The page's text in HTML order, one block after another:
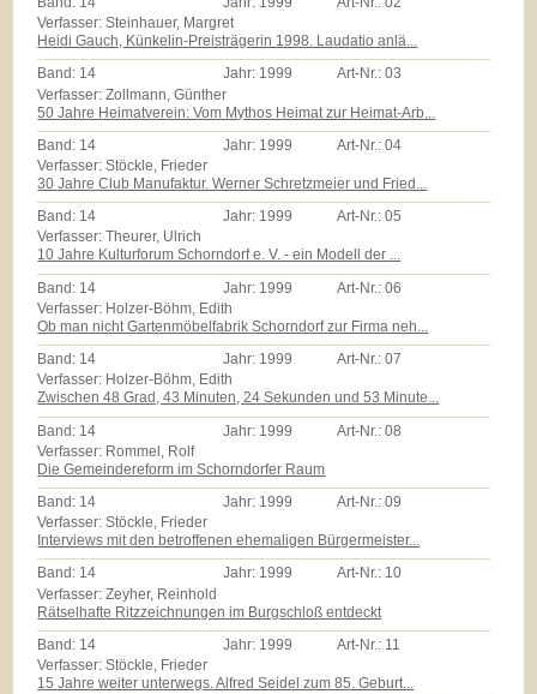
Verfasser: Steinhauer, Margret
Heidi Gauch, Künkelin-Preisträgerin 1998. Laudatio anlä...
Band: 14 Jahr: 1999 Art-Nr.:03
Verfasser: Zollmann, Günther
50 Jahre Heimatverein: Vom Mythos Heimat zur Heimat-Arb...
Band: 14 Jahr: 1999 Art-Nr.:04
Verfasser: Stöckle, Frieder
30 Jahre Club Manufaktur. Werner Schretzmeier und Fried...
Band: 14 Jahr: 1999 Art-Nr.:05
Verfasser: Theurer, Ulrich
10 Jahre Kulturforum Schorndorf e. V. - ein Modell der ...
Band: 14 Jahr: 1999 Art-Nr.:06
Verfasser: Holzer-Böhm, Edith
Ob man nicht Gartenmöbelfabrik Schorndorf zur Firma neh...
Band: 14 Jahr: 1999 Art-Nr.:07
Verfasser: Holzer-Böhm, Edith
Zwischen 48 Grad, 43 Minuten, 24 Sekunden und 53 Minute...
Band: 14 Jahr: 1999 Art-Nr.:08
Verfasser: Rommel, Rolf
Die Gemeindereform im Schorndorfer Raum
Band: 14 Jahr: 1999 Art-Nr.:09
Verfasser: Stöckle, Frieder
Interviews mit den betroffenen ehemaligen Bürgermeister...
Band: 14 Jahr: 1999 Art-Nr.: 10
Verfasser: Zeyher, Reinhold
Rätselhafte Ritzzeichnungen im Burgschloß entdeckt
Band: 14 Jahr: 1999 Art-Nr.: 11
Verfasser: Stöckle, Frieder
15 Jahre weiter unterwegs. Alfred Seidel zum 85. Geburt...